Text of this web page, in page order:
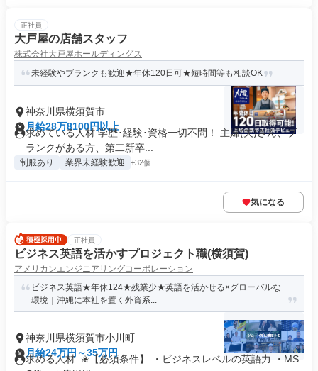
正社員
大戸屋の店舗スタッフ
株式会社大戸屋ホールディングス
未経験やブランクも歓迎★年休120日可★短時間等も相談OK
神奈川県横須賀市
月給28万8100円以上
求めている人材 学歴･経験･資格一切不問！ 主婦(夫)さん、ブ
ランクがある方、第二新卒...
制服あり 業界未経験歓迎 +32個
気になる
正社員
ビジネス英語を活かすプロジェクト職(横須賀)
アメリカンエンジニアリングコーポレーション
ビジネス英語★年休124★残業少★英語を活かせる×グローバルな
環境｜沖縄に本社を置く外資系...
神奈川県横須賀市小川町
月給24万円～35万円
求める人材: ✬【必須条件】 ・ビジネスレベルの英語力 ・MS